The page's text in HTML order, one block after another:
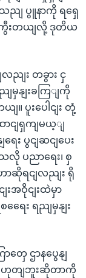
သညျ ပွူနာကို ရရှေ
းကွီးတယျလို့ ဒုတိယ
လညျး တခွား ငှ
မှနျးခကြျကို
။ ပူးပေါငျး တုံ့
ာငျရှကျမယ့ျ
း ပွငျဆငျပေး
လို ပညာရေး၊ စှ
ာဆိုရငျလညျး ရို
အဝိုငျးထဲမှာ
ေး ရညျမှနျး
တှေ ဌာနပွေနျ
မဟုတျဘူးဆိုတာကို